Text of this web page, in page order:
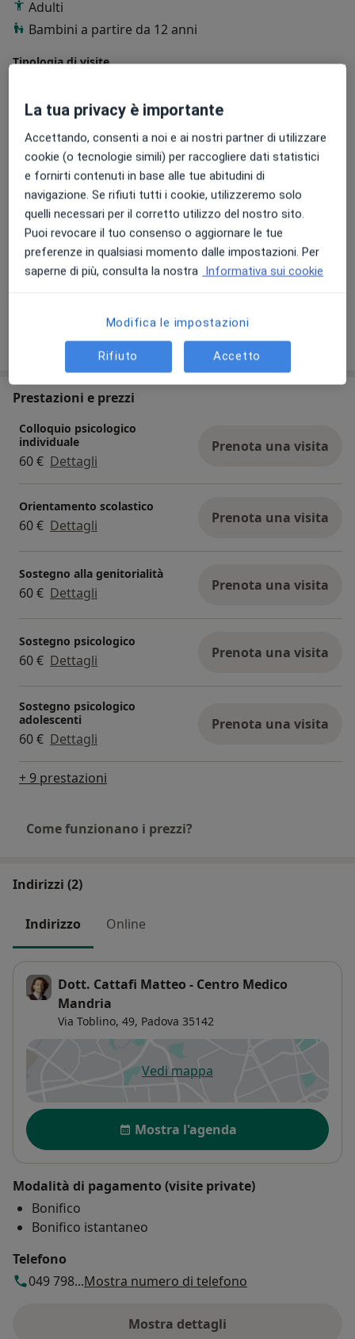
Adulti
Bambini a partire da 12 anni
Tipologia di visite
Consulenza online Visualizza l'agenda online
Foto e video
Mostra dettaglisull'esperienza
Prestazioni e prezzi
Colloquio psicologico
individuale
60 € Dettagli
Prenota una visita
Orientamento scolastico
60 € Dettagli Prenota una visita
Sostegno alla genitorialità
60 € Dettagli Prenota una visita
Sostegno psicologico
60 € Dettagli Prenota una visita
Sostegno psicologico
adolescenti
60 € Dettagli
Prenota una visita
+ 9 prestazioni
Come funzionano i prezzi?
Indirizzi (2)
Indirizzo Online
Dott. Cattafi Matteo - Centro Medico
Mandria
Via Toblino, 49, Padova 35142
Vedi mappasi apre in una nuova scheda
Disponibilità
Mostra l'agenda
Modalità di pagamento (visite private)
Bonifico
Bonifico istantaneo
Telefono
049 798...Mostra numero di telefono
Mostra dettagli
sull'indirizzo
La tua privacy è importante
Accettando, consenti a noi e ai nostri partner di utilizzare
cookie (o tecnologie simili) per raccogliere dati statistici
e fornirti contenuti in base alle tue abitudini di
navigazione. Se rifiuti tutti i cookie, utilizzeremo solo
quelli necessari per il corretto utilizzo del nostro sito.
Puoi revocare il tuo consenso o aggiornare le tue
preferenze in qualsiasi momento dalle impostazioni. Per
saperne di più, consulta la nostra Informativa sui cookie
Modifica le impostazioni
Rifiuto Accetto